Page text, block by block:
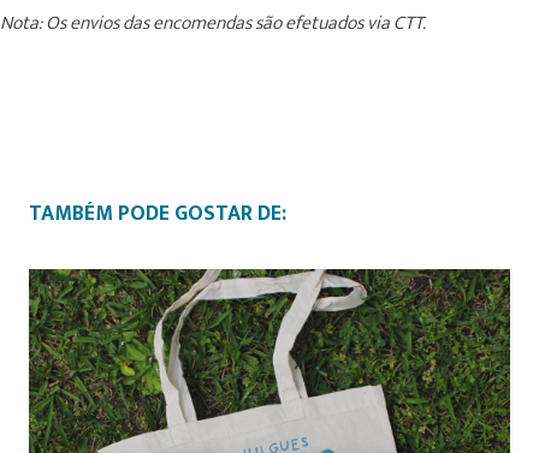
Nota: Os envios das encomendas são efetuados via CTT.
TAMBÉM PODE GOSTAR DE: